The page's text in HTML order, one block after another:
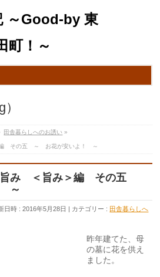
～Good-by 東
！～
田舎暮らしへのお誘い »
編 その五 ～ お花が安いよ！ ～
旨み ＜旨み＞編 その五
～
日時 : 2016年5月28日 カテゴリー : 田舎暮らしへ
昨年建てた、母
の墓に花を供え
ました。